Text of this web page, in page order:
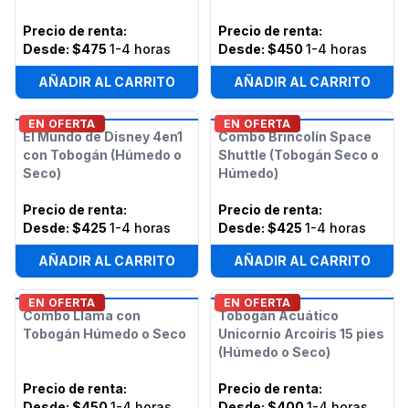
Precio de renta:
Desde: $475 1-4 horas
AÑADIR AL CARRITO
Precio de renta:
Desde: $450 1-4 horas
AÑADIR AL CARRITO
EN OFERTA
El Mundo de Disney 4en1
con Tobogán (Húmedo o
Seco)
Precio de renta:
Desde: $425 1-4 horas
AÑADIR AL CARRITO
EN OFERTA
Combo Brincolín Space
Shuttle (Tobogán Seco o
Húmedo)
Precio de renta:
Desde: $425 1-4 horas
AÑADIR AL CARRITO
EN OFERTA
Combo Llama con
Tobogán Húmedo o Seco
Precio de renta:
EN OFERTA
Tobogán Acuático
Unicornio Arcoíris 15 pies
(Húmedo o Seco)
Precio de renta: